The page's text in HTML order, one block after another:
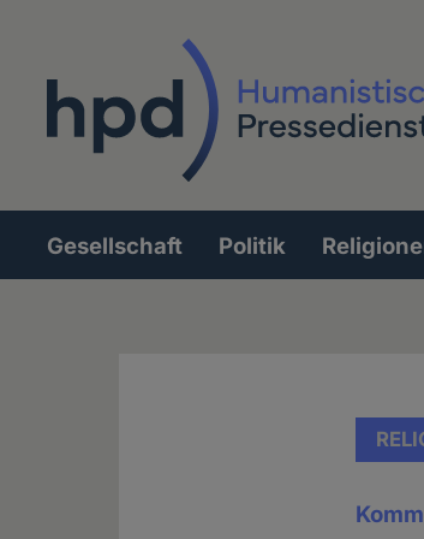
Hauptnavigation
Gesellschaft Politik